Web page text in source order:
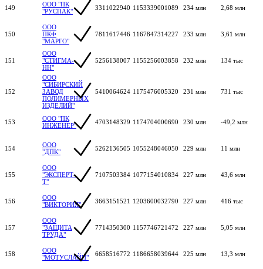
149
ООО "ПК
"РУСПАК"
3311022940 1153339001089 234 млн 2,68 млн
150
ООО
ПКФ
"МАРГО"
7811617446 1167847314227 233 млн 3,61 млн
151
ООО
"СТИГМА-
НН"
5256138007 1155256003858 232 млн 134 тыс
152
ООО
"СИБИРСКИЙ
ЗАВОД
ПОЛИМЕРНЫХ
ИЗДЕЛИЙ"
5410064624 1175476005320 231 млн 731 тыс
153
ООО "ПК
ИНЖЕНЕР"
4703148329 1174704000690 230 млн -49,2 млн
154
ООО
"ДПК"
5262136505 1055248046050 229 млн 11 млн
155
ООО
"ЭКСПЕРТ-
Т"
7107503384 1077154010834 227 млн 43,6 млн
156
ООО
"ВИКТОРИЯ"
3663151521 1203600032790 227 млн 416 тыс
157
ООО
"ЗАЩИТА
ТРУДА"
7714350300 1157746721472 227 млн 5,05 млн
158
ООО
"МОТУСЛАЙН"
6658516772 1186658039644 225 млн 13,3 млн